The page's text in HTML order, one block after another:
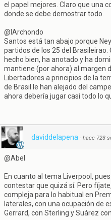
el papel mejores. Claro que una
donde se debe demostrar todo.
@IArchondo
Santos está tan abajo porque
partidos de los 25 del
hecho bien, ha anotado y ha
mantiene (por ahora) al margen
Libertadores a principios de la
de Brasil le han alejado del
ahora debería jugar casi todo lo
daviddelapena · hace 723
@Abel
En cuanto al tema Liverpool,
contestar que quizá sí. Pero
compleja para lo habitual en
laterales, con una ocupación de
Gerrard, con Sterling y Suárez